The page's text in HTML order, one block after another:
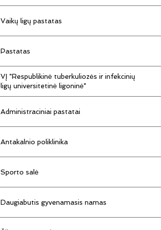
Vaikų ligų pastatas
Pastatas
VĮ "Respublikinė tuberkuliozės ir infekcinių
ligų universitetinė ligoninė"
Administraciniai pastatai
Antakalnio poliklinika
Sporto salė
Daugiabutis gyvenamasis namas